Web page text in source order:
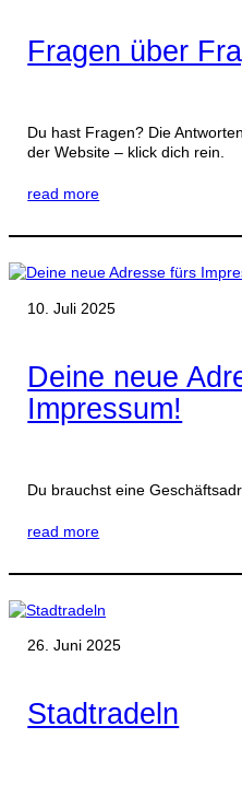
Fragen über
Du hast Fragen? Die
der Website – klick dich rein.
read more
10. Juli 2025
Deine neue
Impressum!
Du brauchst eine
read more
26. Juni 2025
Stadtradeln